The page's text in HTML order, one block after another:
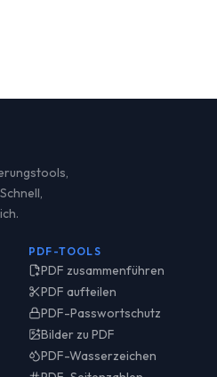
PDF-TOOLS
PDF zusammenführen
PDF aufteilen
PDF-Passwortschutz
Bilder zu PDF
PDF-Wasserzeichen